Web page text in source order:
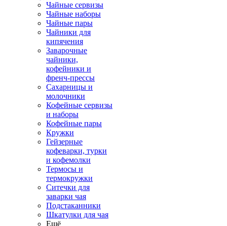
Чайные сервизы
Чайные наборы
Чайные пары
Чайники для
кипячения
Заварочные
чайники,
кофейники и
френч-прессы
Сахарницы и
молочники
Кофейные сервизы
и наборы
Кофейные пары
Кружки
Гейзерные
кофеварки, турки
и кофемолки
Термосы и
термокружки
Ситечки для
заварки чая
Подстаканники
Шкатулки для чая
Ещё